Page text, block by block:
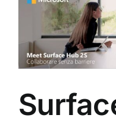
Larger